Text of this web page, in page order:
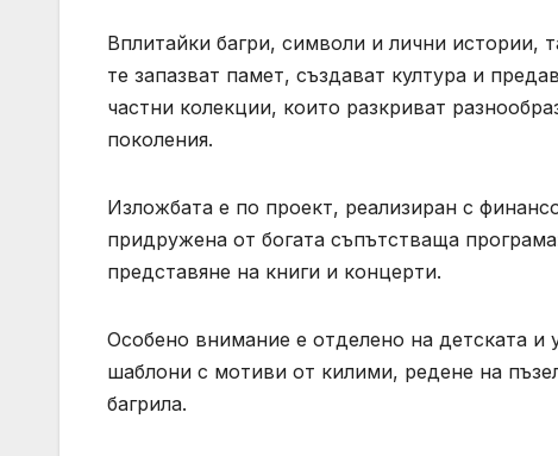
Вплитайки багри, символи и лични истории,
те запазват памет, създават култура и
частни колекции, които разкриват
поколения.
Изложбата е по проект, реализиран с
придружена от богата съпътстваща
представяне на книги и концерти.
Особено внимание е отделено на детската и
шаблони с мотиви от килими, редене на
багрила.